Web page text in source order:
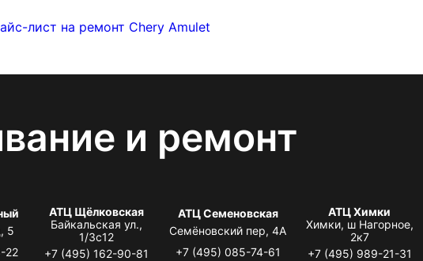
лист на ремонт Chery Amulet
и ремонт
5
22
АТЦ Щёлковская
Байкальская ул.,
1/3с12
+7 (495) 162-90-81
АТЦ Семеновская
Семёновский пер, 4А
+7 (495) 085-74-61
АТЦ Химки
Химки, ш Нагорное,
2к7
+7 (495) 989-21-31